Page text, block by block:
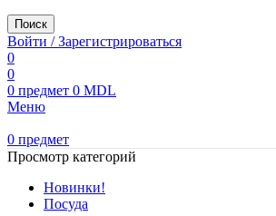
Поиск
Войти / Зарегистрироваться
0
0
0 предмет 0 MDL
Меню
0 предмет
Просмотр категорий
Новинки!
Посуда